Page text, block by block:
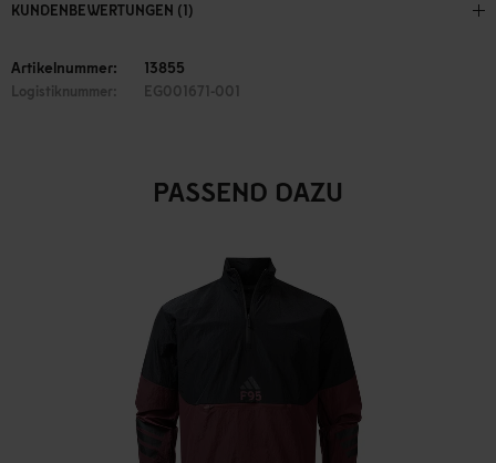
KUNDENBEWERTUNGEN (1)
Artikelnummer: 13855
Logistiknummer: EG001671-001
PASSEND DAZU